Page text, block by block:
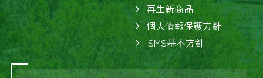
再生新商品
個人情報保護方針
ISMS基本方針